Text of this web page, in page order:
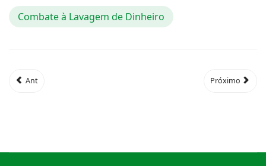
Combate à Lavagem de Dinheiro
Ant Próximo